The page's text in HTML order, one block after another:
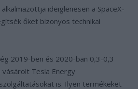
ideiglenesen a SpaceX-
őket bizonyos technikai
2019-ben és 2020-ban 0,3-0,3
Tesla Energy
is. Ilyen termékeket